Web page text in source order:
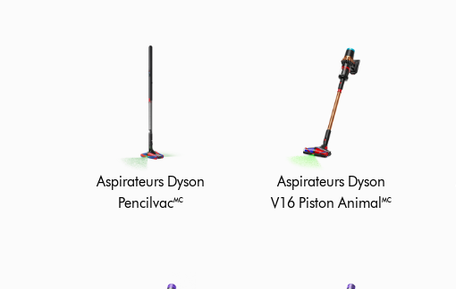
Aspirateurs Dyson
Pencilvac🅪
Aspirateurs Dyson
V16 Piston Animal🅪